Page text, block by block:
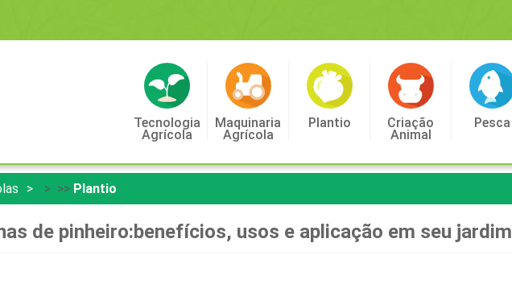
Tecnologia
Agrícola
Maquinaria
Agrícola
Plantio Criação
Animal
Pesca
> >> Plantio
de pinheiro:benefícios, usos e aplicação em seu jardim